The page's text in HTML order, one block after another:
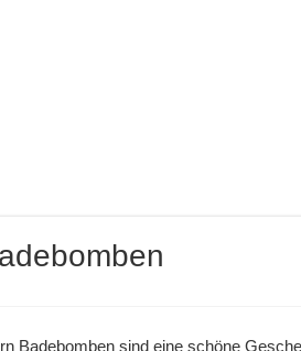
Badebomben sind eine schöne